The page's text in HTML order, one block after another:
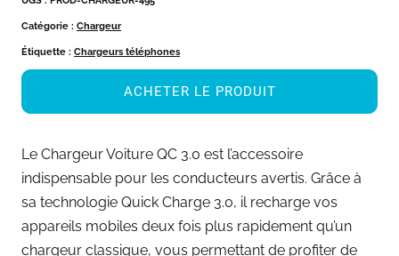
Catégorie : Chargeur
Étiquette : Chargeurs téléphones
ACHETER LE PRODUIT
Le Chargeur Voiture QC 3.0 est l’accessoire
indispensable pour les conducteurs avertis. Grâce à
sa technologie Quick Charge 3.0, il recharge vos
appareils mobiles deux fois plus rapidement qu’un
chargeur classique, vous permettant de profiter de